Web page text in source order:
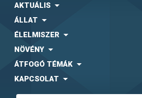
AKTUÁLIS
ÁLLAT
ÉLELMISZER
NÖVÉNY
ÁTFOGÓ TÉMÁK
KAPCSOLAT